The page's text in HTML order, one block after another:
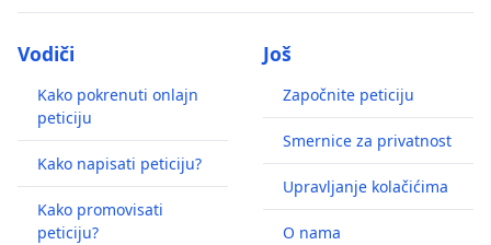
Vodiči
Kako pokrenuti onlajn
peticiju
Kako napisati peticiju?
Kako promovisati
peticiju?
Još
Započnite peticiju
Smernice za privatnost
Upravljanje kolačićima
O nama